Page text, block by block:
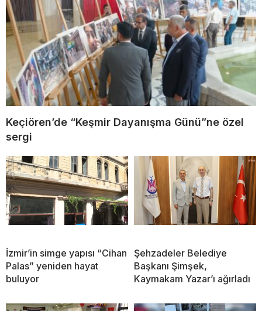
Keçiören’de “Keşmir Dayanışma Günü”ne özel
sergi
İzmir’in simge yapısı “Cihan
Palas” yeniden hayat
buluyor
Şehzadeler Belediye
Başkanı Şimşek,
Kaymakam Yazar’ı ağırladı